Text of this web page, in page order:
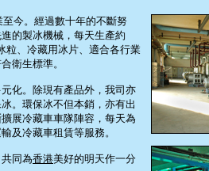
今。經過數十年的不斷努
的製冰機械，每天生產約
粒、冷藏用冰片、適合各行業
衛生標準。
化。除現有產品外，我司亦
。環保冰不但本銷，亦有出
展冷藏車車隊陣容，每天為
及冷藏車租賃等服務。
同為香港美好的明天作一分